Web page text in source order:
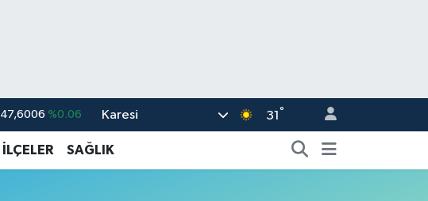
47,6006 %0.06
55,0250 %0.02
64,2398 %0.2
Karesi 31 °
İLÇELER SAĞLIK